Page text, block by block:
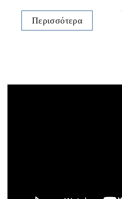
Περισσότερα